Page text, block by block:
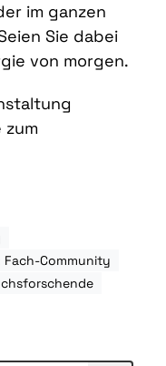
im ganzen
Sie dabei
von morgen.
zum
Fach-Community